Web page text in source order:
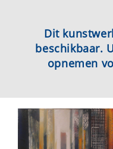
Dit
beschikbaar.
opnemen